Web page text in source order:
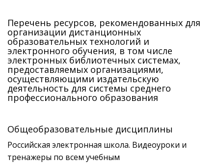
Перечень ресурсов, рекомендованных для
организации дистанционных
образовательных технологий и
электронного обучения, в том числе
электронных библиотечных системах,
предоставляемых организациями,
осуществляющими издательскую
деятельность для системы среднего
профессионального образования
Общеобразовательные дисциплины
Российская электронная школа. Видеоуроки и
тренажеры по всем учебным